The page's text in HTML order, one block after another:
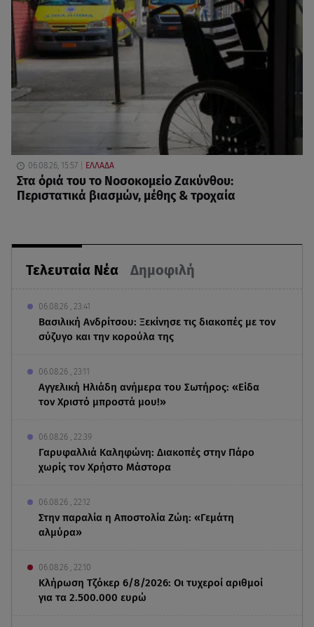
Τελευταία Νέα Δημοφιλή
06.08.26 , 23:41
Βασιλική Ανδρίτσου: Ξεκίνησε τις διακοπές με τον
σύζυγο και την κορούλα της
06.08.26 , 23:11
Αγγελική Ηλιάδη ανήμερα του Σωτήρος: «Είδα
τον Χριστό μπροστά μου!»
06.08.26 , 22:39
Γαρυφαλλιά Καληφώνη: Διακοπές στην Πάρο
χωρίς τον Χρήστο Μάστορα
06.08.26 , 22:12
Στην παραλία η Αποστολία Ζώη: «Γεμάτη
αλμύρα»
06.08.26 , 22:10
Κλήρωση Τζόκερ 6/8/2026: Οι τυχεροί αριθμοί
για τα 2.500.000 ευρώ
06.08.26, 15:57 ΕΛΛΑΔΑ
Στα όριά του το Νοσοκομείο Ζακύνθου:
Περιστατικά βιασμών, μέθης & τροχαία